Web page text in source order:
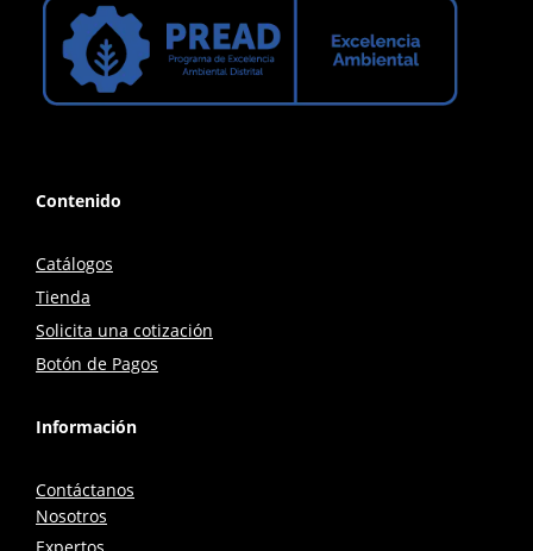
Contenido
Catálogos
Tienda
Solicita una cotización
Botón de Pagos
Información
Contáctanos
Nosotros